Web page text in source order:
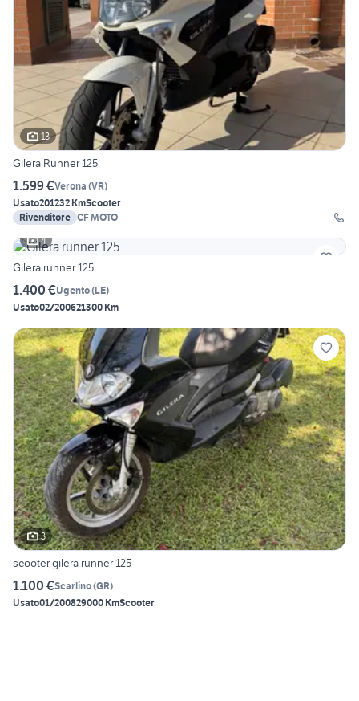
13
Gilera Runner 125
1.599 €Verona (VR)
Usato201232 KmScooter
Rivenditore CF MOTO
4
Gilera runner 125
1.400 €Ugento(LE)
Usato02/200621300 Km
3
scooter gilera runner 125
1.100 €Scarlino(GR)
Usato01/200829000 KmScooter